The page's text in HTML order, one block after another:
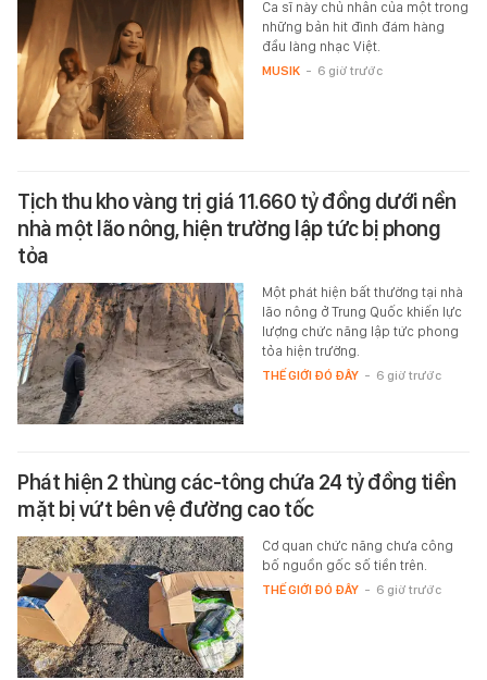
Ca sĩ này chủ nhân của một trong
những bản hit đình đám hàng
đầu làng nhạc Việt.
MUSIK - 6 giờ trước
Tịch thu kho vàng trị giá 11.660 tỷ đồng dưới nền
nhà một lão nông, hiện trường lập tức bị phong
tỏa
Một phát hiện bất thường tại nhà
lão nông ở Trung Quốc khiến lực
lượng chức năng lập tức phong
tỏa hiện trường.
THẾ GIỚI ĐÓ ĐÂY - 6 giờ trước
Phát hiện 2 thùng các-tông chứa 24 tỷ đồng tiền
mặt bị vứt bên vệ đường cao tốc
Cơ quan chức năng chưa công
bố nguồn gốc số tiền trên.
THẾ GIỚI ĐÓ ĐÂY - 6 giờ trước